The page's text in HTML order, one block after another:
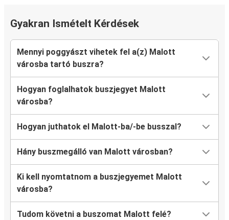
Gyakran Ismételt Kérdések
Mennyi poggyászt vihetek fel a(z) Malott
városba tartó buszra?
Hogyan foglalhatok buszjegyet Malott
városba?
Hogyan juthatok el Malott-ba/-be busszal?
Hány buszmegálló van Malott városban?
Ki kell nyomtatnom a buszjegyemet Malott
városba?
Tudom követni a buszomat Malott felé?